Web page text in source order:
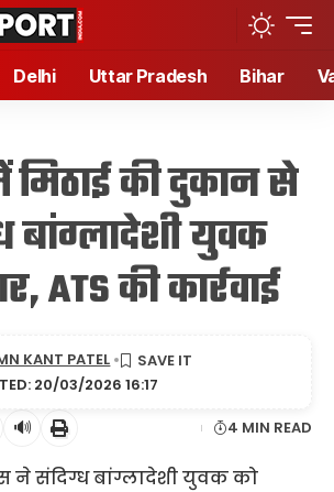
Delhi Uttar Pradesh Bihar
मिठाई की दुकान से
बांग्लादेशी युवक
ATS की कार्रवाई
20/03/2026 16:17
KANT PATEL
🔊 4 MIN READ